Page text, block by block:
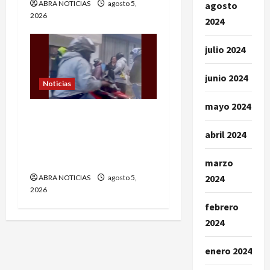
ABRA NOTICIAS
agosto 5,
2026
Noticias
ABRA NOTICIAS
agosto 5,
2026
agosto
2024
julio 2024
junio 2024
mayo 2024
abril 2024
marzo
2024
febrero
2024
enero 2024